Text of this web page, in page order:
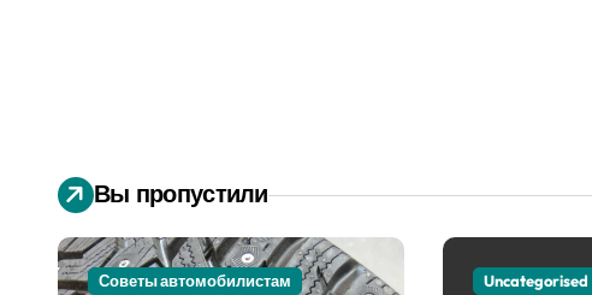
Вы пропустили
Советы автомобилистам Uncategorised